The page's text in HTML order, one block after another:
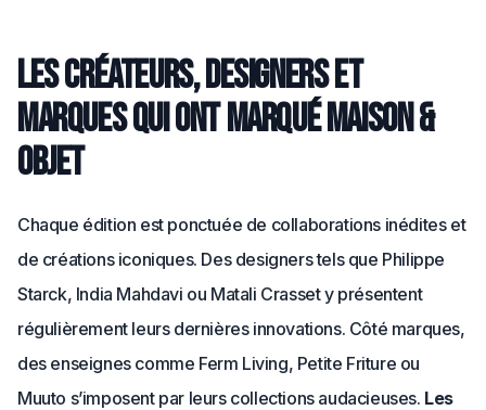
Les créateurs, designers et
marques qui ont marqué Maison &
Objet
Chaque édition est ponctuée de collaborations inédites et
de créations iconiques. Des designers tels que Philippe
Starck, India Mahdavi ou Matali Crasset y présentent
régulièrement leurs dernières innovations. Côté marques,
des enseignes comme Ferm Living, Petite Friture ou
Muuto s’imposent par leurs collections audacieuses. Les